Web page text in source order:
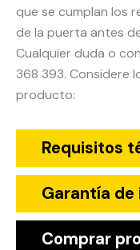
que se cumplan los
de la puerta antes
Cualquier duda o
368 393. Considere
producto:
Requisitos
Garantía
Comprar